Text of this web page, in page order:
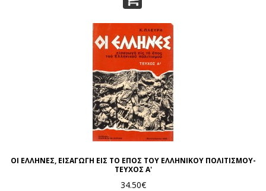
ΟΙ ΕΛΛΗΝΕΣ, ΕΙΣΑΓΩΓΗ ΕΙΣ ΤΟ ΕΠΟΣ ΤΟΥ ΕΛΛΗΝΙΚΟΥ ΠΟΛΙΤΙΣΜΟΥ-
ΤΕΥΧΟΣ Α'
34.50€